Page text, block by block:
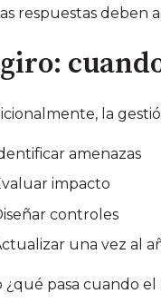
respuestas deben
la
amenazas
impacto
controles
una vez al
¿qué pasa cuando